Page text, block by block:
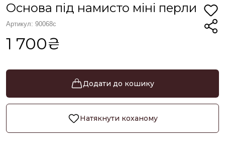
Основа під намисто міні перли
Артикул: 90068с
1 700₴
Додати до кошику
Натякнути коханому